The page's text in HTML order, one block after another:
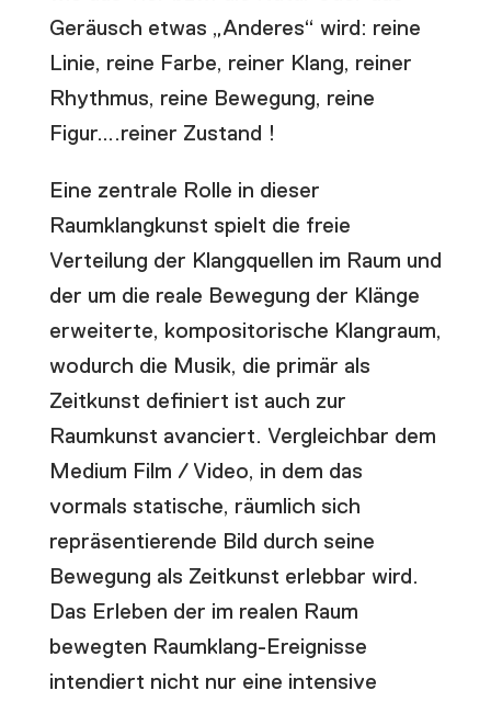
Geräusch etwas „Anderes“ wird: reine
Linie, reine Farbe, reiner Klang, reiner
Rhythmus, reine Bewegung, reine
Figur….reiner Zustand !
Eine zentrale Rolle in dieser
Raumklangkunst spielt die freie
Verteilung der Klangquellen im Raum und
der um die reale Bewegung der Klänge
erweiterte, kompositorische Klangraum,
wodurch die Musik, die primär als
Zeitkunst definiert ist auch zur
Raumkunst avanciert. Vergleichbar dem
Medium Film / Video, in dem das
vormals statische, räumlich sich
repräsentierende Bild durch seine
Bewegung als Zeitkunst erlebbar wird.
Das Erleben der im realen Raum
bewegten Raumklang-Ereignisse
intendiert nicht nur eine intensive